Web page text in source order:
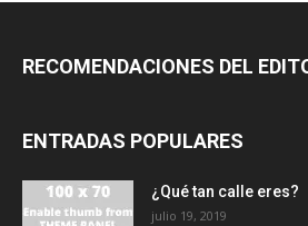
RECOMENDACIONES DEL
ENTRADAS POPULARES
¿Qué tan calle eres?
julio 19, 2019